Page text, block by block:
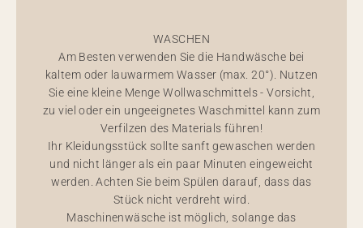
WASCHEN
Am Besten verwenden Sie die Handwäsche bei
kaltem oder lauwarmem Wasser (max. 20°). Nutzen
Sie eine kleine Menge Wollwaschmittels - Vorsicht,
zu viel oder ein ungeeignetes Waschmittel kann zum
Verfilzen des Materials führen!
Ihr Kleidungsstück sollte sanft gewaschen werden
und nicht länger als ein paar Minuten eingeweicht
werden. Achten Sie beim Spülen darauf, dass das
Stück nicht verdreht wird.
Maschinenwäsche ist möglich, solange das